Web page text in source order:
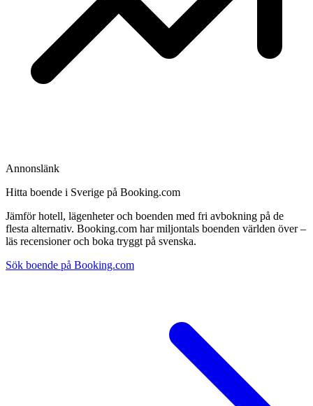
Annonslänk
Hitta boende i Sverige på Booking.com
Jämför hotell, lägenheter och boenden med fri avbokning på de
flesta alternativ. Booking.com har miljontals boenden världen över –
läs recensioner och boka tryggt på svenska.
Sök boende på Booking.com